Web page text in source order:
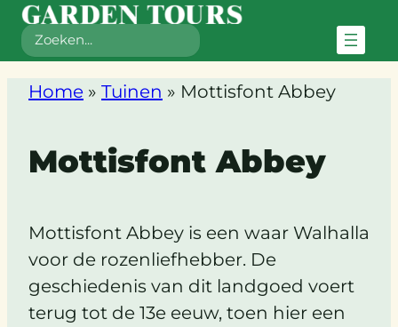
Zoeken
Home » Tuinen » Mottisfont Abbey
Mottisfont Abbey
Mottisfont Abbey is een waar Walhalla
voor de rozenliefhebber. De
geschiedenis van dit landgoed voert
terug tot de 13e eeuw, toen hier een